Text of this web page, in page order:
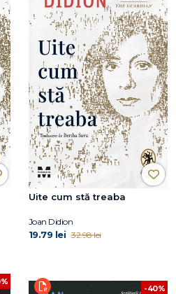
Uite cum stă treaba
Joan Didion
19.79 lei 32.98 lei
-40%